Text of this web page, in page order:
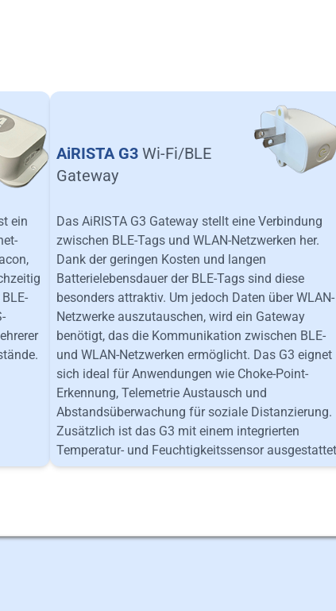
ein
AiRISTA G3 Wi-Fi/BLE
Gateway
Das AiRISTA G3 Gateway stellt eine Verbindung
zwischen BLE-Tags und WLAN-Netzwerken her.
Dank der geringen Kosten und langen
Batterielebensdauer der BLE-Tags sind diese
besonders attraktiv. Um jedoch Daten über WLAN-
Netzwerke auszutauschen, wird ein Gateway
benötigt, das die Kommunikation zwischen BLE-
und WLAN-Netzwerken ermöglicht. Das G3 eignet
sich ideal für Anwendungen wie Choke-Point-
Erkennung, Telemetrie Austausch und
Abstandsüberwachung für soziale Distanzierung.
Zusätzlich ist das G3 mit einem integrierten
Temperatur- und Feuchtigkeitssensor